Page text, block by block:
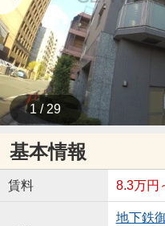
1 / 29
基本情報
賃料 8.3万円
地下鉄